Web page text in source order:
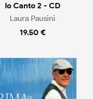
Io Canto 2 - CD
Laura Pausini
19.50 €